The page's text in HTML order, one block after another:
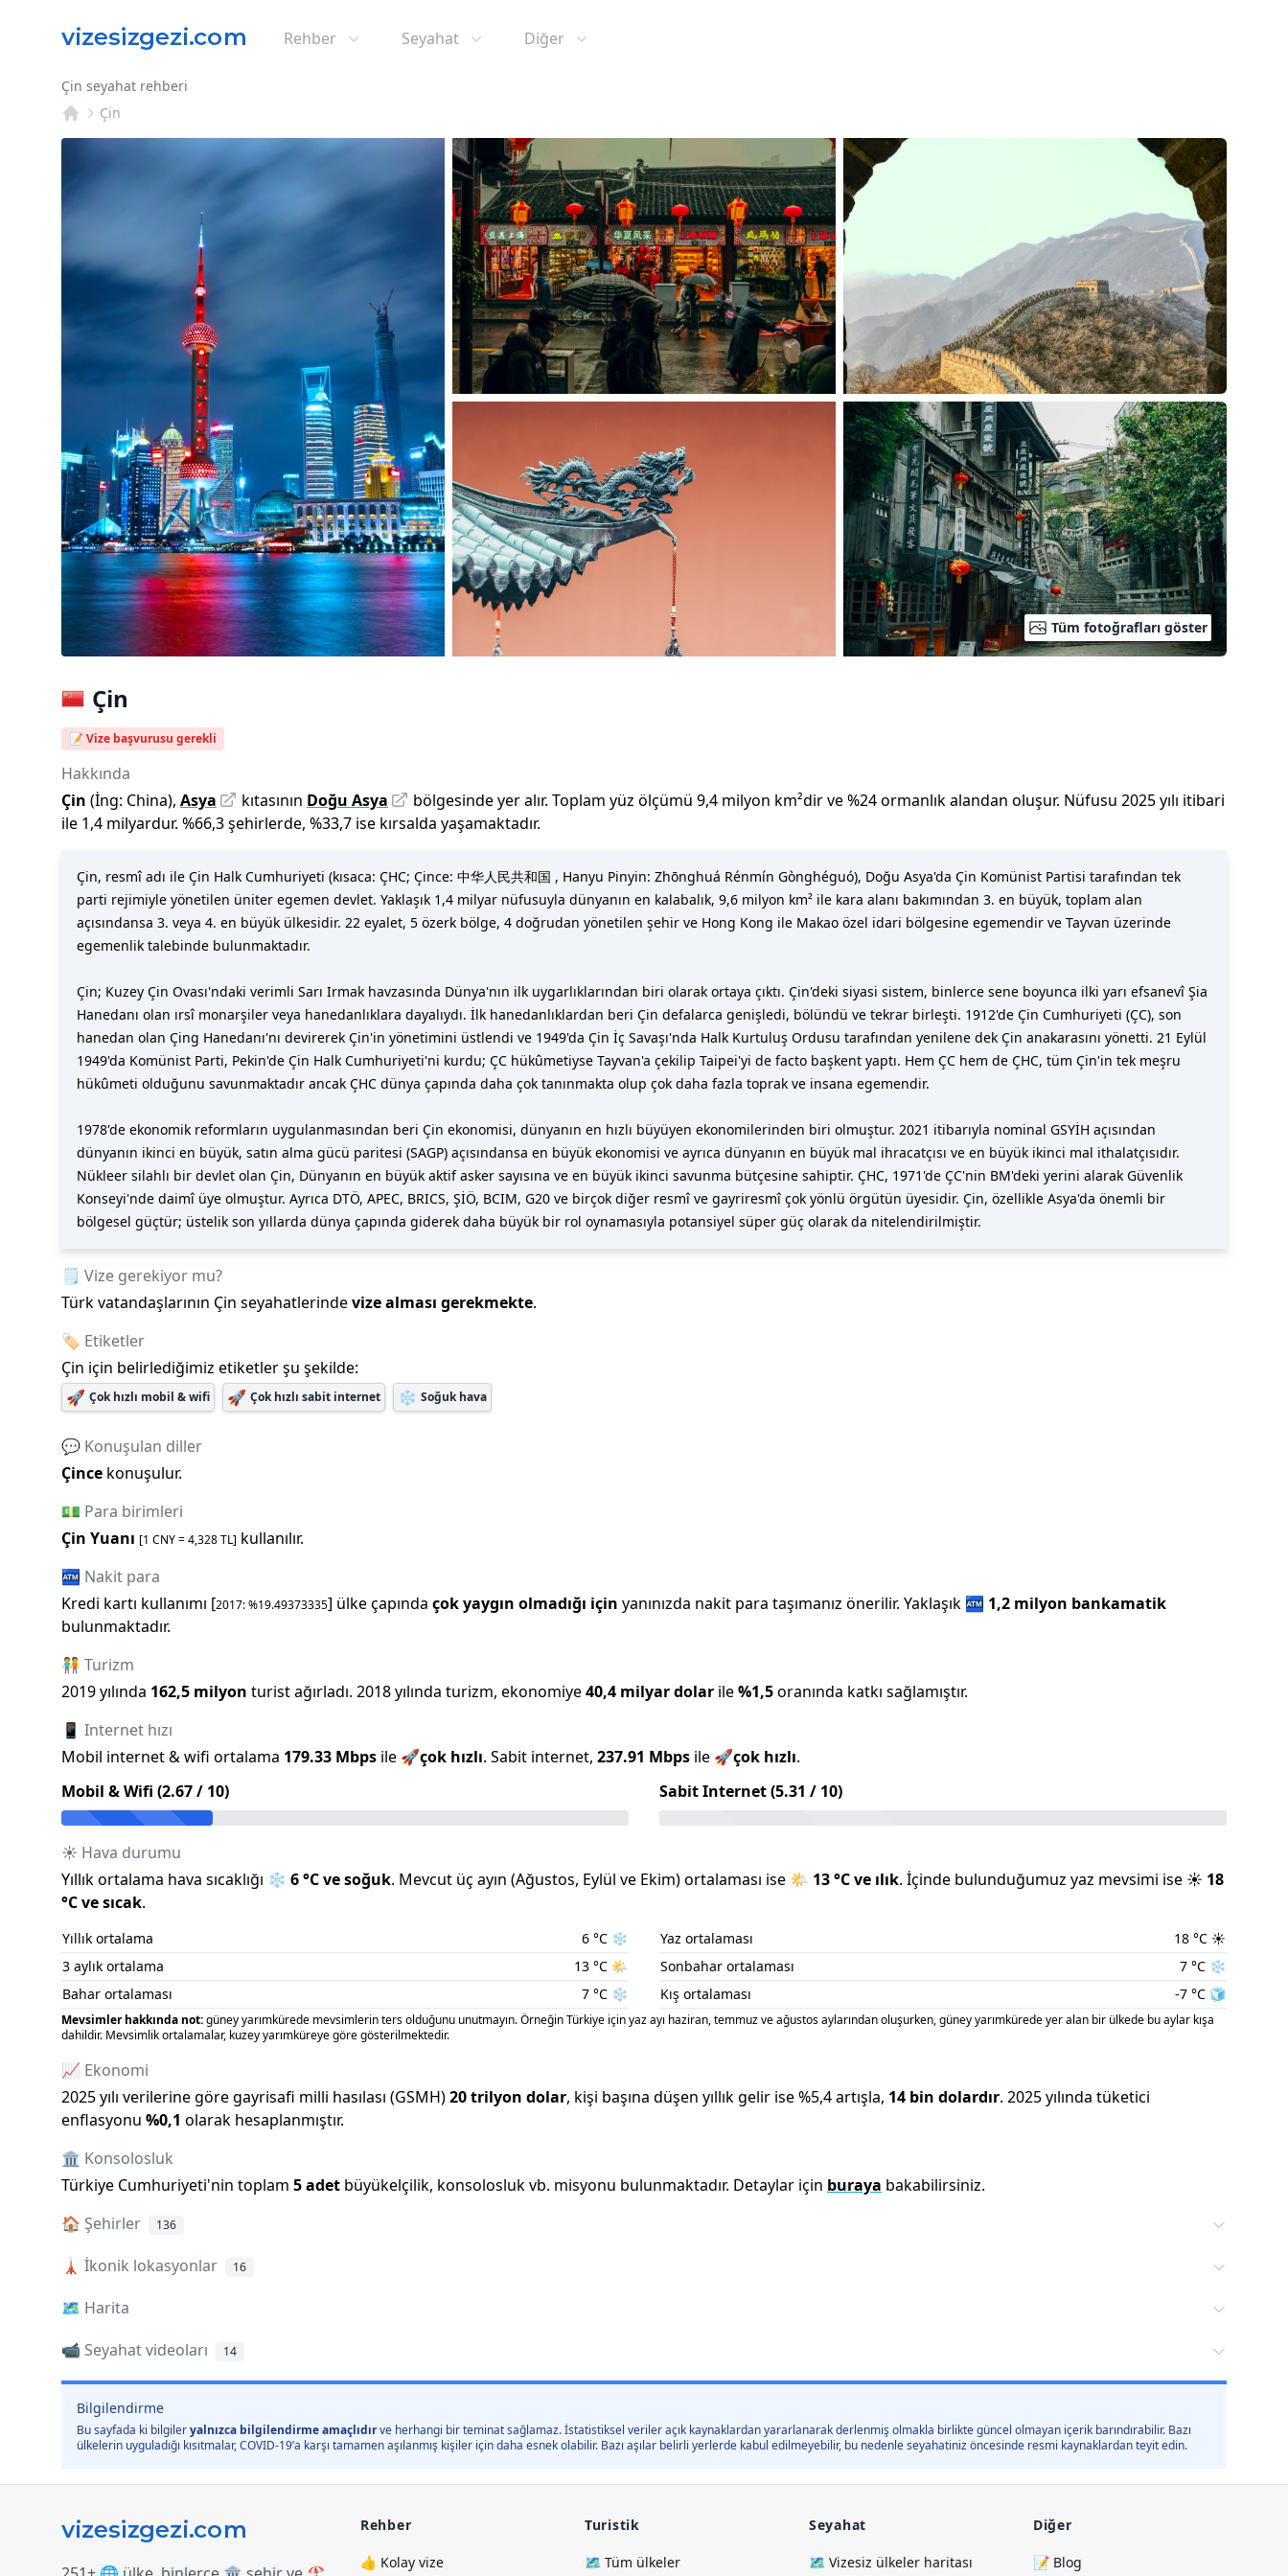
Rehber Seyahat Diğer
Çin seyahat rehberi
Çin
Tüm fotoğrafları göster
Çin
📝 Vize başvurusu gerekli
Hakkında
Çin (İng: China), Asya kıtasının Doğu Asya bölgesinde yer alır. Toplam yüz ölçümü 9,4 milyon km²dirve%24ormanlık alandan oluşur. Nüfusu 2025yılı itibari
ile 1,4 milyardur. %66,3şehirlerde, %33,7 ise kırsalda yaşamaktadır.
Çin, resmî adı ile Çin Halk Cumhuriyeti (kısaca: ÇHC; Çince: 中华人民共和国 , Hanyu Pinyin: Zhōnghuá Rénmín Gònghéguó), Doğu Asya'da Çin Komünist Partisi tarafından tek
parti rejimiyle yönetilen üniter egemen devlet. Yaklaşık 1,4 milyar nüfusuyla dünyanın en kalabalık, 9,6 milyon km² ile kara alanı bakımından 3. en büyük, toplam alan
açısındansa 3. veya 4. en büyük ülkesidir. 22 eyalet, 5 özerk bölge, 4 doğrudan yönetilen şehir ve Hong Kong ile Makao özel idari bölgesine egemendir ve Tayvan üzerinde
egemenlik talebinde bulunmaktadır.
Çin; Kuzey Çin Ovası'ndaki verimli Sarı Irmak havzasında Dünya'nın ilk uygarlıklarından biri olarak ortaya çıktı. Çin'deki siyasi sistem, binlerce sene boyunca ilki yarı efsanevî Şia
Hanedanı olan ırsî monarşiler veya hanedanlıklara dayalıydı. İlk hanedanlıklardan beri Çin defalarca genişledi, bölündü ve tekrar birleşti. 1912'de Çin Cumhuriyeti (ÇC), son
hanedan olan Çing Hanedanı'nı devirerek Çin'in yönetimini üstlendi ve 1949'da Çin İç Savaşı'nda Halk Kurtuluş Ordusu tarafından yenilene dek Çin anakarasını yönetti. 21 Eylül
1949'da Komünist Parti, Pekin'de Çin Halk Cumhuriyeti'ni kurdu; ÇC hükûmetiyse Tayvan'a çekilip Taipei'yi de facto başkent yaptı. Hem ÇC hem de ÇHC, tüm Çin'in tek meşru
hükûmeti olduğunu savunmaktadır ancak ÇHC dünya çapında daha çok tanınmakta olup çok daha fazla toprak ve insana egemendir.
1978'de ekonomik reformların uygulanmasından beri Çin ekonomisi, dünyanın en hızlı büyüyen ekonomilerinden biri olmuştur. 2021 itibarıyla nominal GSYİH açısından
dünyanın ikinci en büyük, satın alma gücü paritesi (SAGP) açısındansa en büyük ekonomisi ve ayrıca dünyanın en büyük mal ihracatçısı ve en büyük ikinci mal ithalatçısıdır.
Nükleer silahlı bir devlet olan Çin, Dünyanın en büyük aktif asker sayısına ve en büyük ikinci savunma bütçesine sahiptir. ÇHC, 1971'de ÇC'nin BM'deki yerini alarak Güvenlik
Konseyi'nde daimî üye olmuştur. Ayrıca DTÖ, APEC, BRICS, ŞİÖ, BCIM, G20 ve birçok diğer resmî ve gayriresmî çok yönlü örgütün üyesidir. Çin, özellikle Asya'da önemli bir
bölgesel güçtür; üstelik son yıllarda dünya çapında giderek daha büyük bir rol oynamasıyla potansiyel süper güç olarak da nitelendirilmiştir.
🗒️ Vize gerekiyor mu?
Türk vatandaşlarının Çin seyahatlerindevize alması gerekmekte.
🏷️ Etiketler
Çin için belirlediğimiz etiketler şu şekilde:
🚀 Çok hızlı mobil & wifi 🚀 Çok hızlı sabit internet ❄️ Soğuk hava
💬 Konuşulan diller
Çince konuşulur.
💵 Para birimleri
Çin Yuanı [1 CNY=4,328TL] kullanılır.
🏧 Nakit para
Kredi kartı kullanımı [2017: %19.49373335] ülke çapında çok yaygın olmadığı için yanınızda nakit para taşımanız önerilir. Yaklaşık 🏧 1,2 milyon bankamatik
bulunmaktadır.
🧑‍🤝‍🧑 Turizm
2019yılında 162,5 milyon turist ağırladı. 2018yılında turizm, ekonomiye40,4 milyardolar ile%1,5oranında katkı sağlamıştır.
📱 Internet hızı
Mobil internet & wifi ortalama 179.33 Mbps ile 🚀çok hızlı. Sabit internet, 237.91 Mbps ile 🚀çok hızlı.
Mobil & Wifi (2.67/ 10) Sabit Internet (5.31 / 10)
☀️ Hava durumu
Yıllık ortalama hava sıcaklığı ❄️ 6°C vesoğuk. Mevcut üç ayın (Ağustos, Eylül ve Ekim) ortalaması ise 🌤️ 13°C ve ılık. İçinde bulunduğumuz yaz mevsimi ise ☀️ 18
°C vesıcak.
Yıllık ortalama 6 °C ❄️
3 aylık ortalama
13 °C 🌤️
Bahar ortalaması
7 °C ❄️
Yaz ortalaması 18 °C ☀️
Sonbahar ortalaması
7 °C ❄️
Kış ortalaması
-7 °C 🧊
Mevsimler hakkında not:güney yarımkürede mevsimlerin ters olduğunu unutmayın. Örneğin Türkiye için yaz ayı haziran, temmuz ve ağustos aylarından oluşurken, güney yarımkürede yer alan bir ülkede bu aylar kışa
dahildir. Mevsimlik ortalamalar, kuzey yarımküreye göre gösterilmektedir.
📈 Ekonomi
2025yılı verilerine göre gayrisafi milli hasılası (GSMH)20 trilyon dolar, kişi başına düşen yıllık gelir ise %5,4artışla, 14 bin dolardır. 2025yılında tüketici
enflasyonu %0,1 olarak hesaplanmıştır.
🏛️ Konsolosluk
Türkiye Cumhuriyeti'nin toplam 5adet büyükelçilik, konsolosluk vb. misyonu bulunmaktadır. Detaylar için buraya bakabilirsiniz.
🏠 Şehirler 136
🗼 İkonik lokasyonlar 16
🗺️ Harita
📹 Seyahat videoları
14
Bilgilendirme
Bu sayfada ki bilgileryalnızca bilgilendirme amaçlıdırve herhangi bir teminat sağlamaz. İstatistiksel veriler açık kaynaklardan yararlanarak derlenmiş olmakla birlikte güncel olmayan içerik barındırabilir. Bazı
ülkelerin uyguladığı kısıtmalar, COVID-19’a karşı tamamen aşılanmış kişiler için daha esnek olabilir. Bazı aşılar belirli yerlerde kabul edilmeyebilir, bu nedenle seyahatiniz öncesinde resmi kaynaklardan teyit edin.
Rehber
👍 Kolay vize
Turistik
🗺️ Tüm ülkeler
Seyahat
🗺️ Vizesiz ülkeler haritası
Diğer
📝 Blog